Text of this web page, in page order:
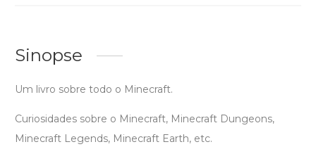
Sinopse
Um livro sobre todo o Minecraft.
Curiosidades sobre o Minecraft, Minecraft Dungeons,
Minecraft Legends, Minecraft Earth, etc.